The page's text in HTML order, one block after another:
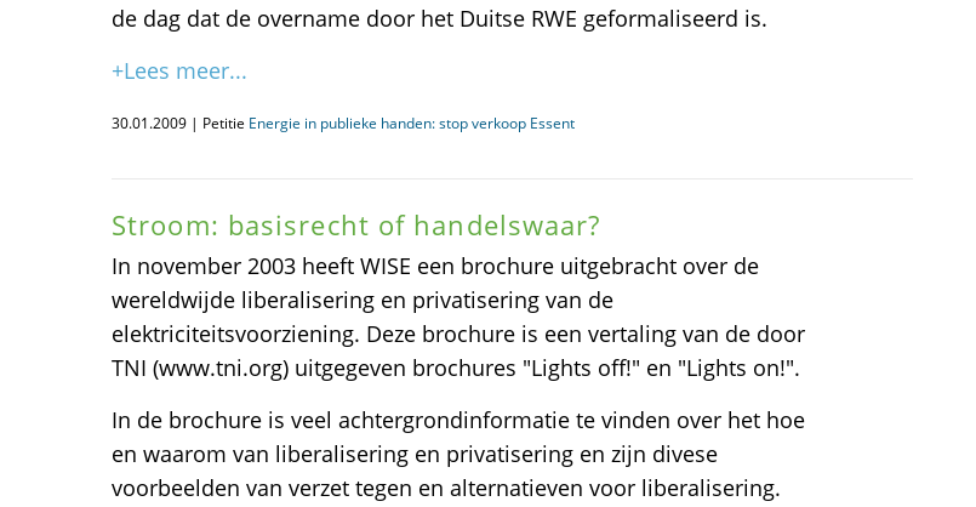
de dag dat de overname door het Duitse RWE geformaliseerd is.
+Lees meer...
30.01.2009 | Petitie Energie in publieke handen: stop verkoop Essent
Stroom: basisrecht of handelswaar?
In november 2003 heeft WISE een brochure uitgebracht over de
wereldwijde liberalisering en privatisering van de
elektriciteitsvoorziening. Deze brochure is een vertaling van de door
TNI (www.tni.org) uitgegeven brochures "Lights off!" en "Lights on!".
In de brochure is veel achtergrondinformatie te vinden over het hoe
en waarom van liberalisering en privatisering en zijn divese
voorbeelden van verzet tegen en alternatieven voor liberalisering.